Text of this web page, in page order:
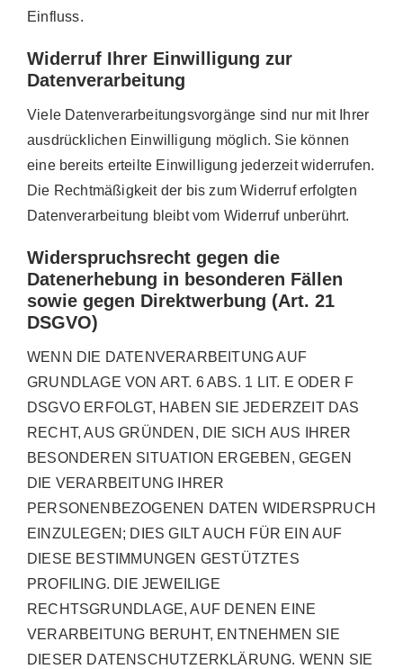
Einfluss.
Widerruf Ihrer Einwilligung zur
Datenverarbeitung
Viele Datenverarbeitungsvorgänge sind nur mit Ihrer
ausdrücklichen Einwilligung möglich. Sie können
eine bereits erteilte Einwilligung jederzeit widerrufen.
Die Rechtmäßigkeit der bis zum Widerruf erfolgten
Datenverarbeitung bleibt vom Widerruf unberührt.
Widerspruchsrecht gegen die
Datenerhebung in besonderen Fällen
sowie gegen Direktwerbung (Art. 21
DSGVO)
WENN DIE DATENVERARBEITUNG AUF
GRUNDLAGE VON ART. 6 ABS. 1 LIT. E ODER F
DSGVO ERFOLGT, HABEN SIE JEDERZEIT DAS
RECHT, AUS GRÜNDEN, DIE SICH AUS IHRER
BESONDEREN SITUATION ERGEBEN, GEGEN
DIE VERARBEITUNG IHRER
PERSONENBEZOGENEN DATEN WIDERSPRUCH
EINZULEGEN; DIES GILT AUCH FÜR EIN AUF
DIESE BESTIMMUNGEN GESTÜTZTES
PROFILING. DIE JEWEILIGE
RECHTSGRUNDLAGE, AUF DENEN EINE
VERARBEITUNG BERUHT, ENTNEHMEN SIE
DIESER DATENSCHUTZERKLÄRUNG. WENN SIE